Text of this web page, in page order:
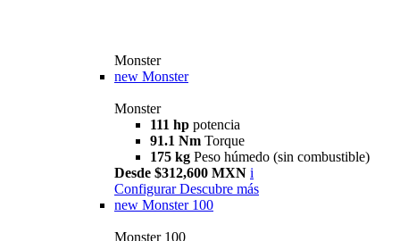
Monster
new Monster
Monster
111 hp potencia
91.1 Nm Torque
175 kg Peso húmedo (sin combustible)
Desde $312,600 MXN i
Configurar Descubre más
new Monster 100
Monster 100